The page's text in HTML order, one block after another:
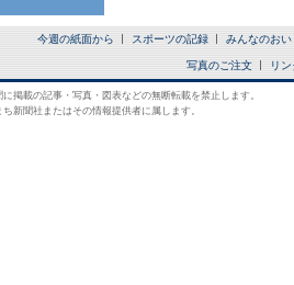
今週の紙面から スポーツの記録 みんなのおい
写真のご注文 リン
掲載の記事・写真・図表などの無断転載を禁止します。
新聞社またはその情報提供者に属します。